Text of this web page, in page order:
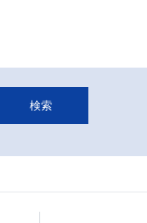
検索